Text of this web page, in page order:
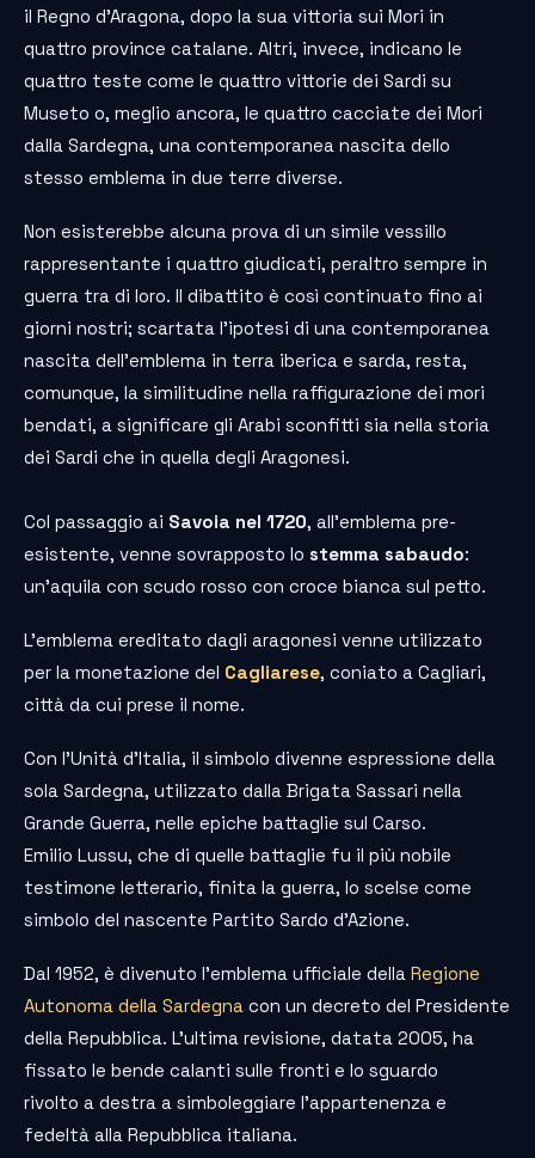
il Regno d’Aragona, dopo la sua vittoria sui Mori in
quattro province catalane. Altri, invece, indicano le
quattro teste come le quattro vittorie dei Sardi su
Museto o, meglio ancora, le quattro cacciate dei Mori
dalla Sardegna, una contemporanea nascita dello
stesso emblema in due terre diverse.
Non esisterebbe alcuna prova di un simile vessillo
rappresentante i quattro giudicati, peraltro sempre in
guerra tra di loro. Il dibattito è così continuato fino ai
giorni nostri; scartata l’ipotesi di una contemporanea
nascita dell’emblema in terra iberica e sarda, resta,
comunque, la similitudine nella raffigurazione dei mori
bendati, a significare gli Arabi sconfitti sia nella storia
dei Sardi che in quella degli Aragonesi.
Col passaggio ai Savoia nel 1720, all’emblema pre-
esistente, venne sovrapposto lo stemma sabaudo:
un’aquila con scudo rosso con croce bianca sul petto.
L’emblema ereditato dagli aragonesi venne utilizzato
per la monetazione del Cagliarese, coniato a Cagliari,
città da cui prese il nome.
Con l’Unità d’Italia, il simbolo divenne espressione della
sola Sardegna, utilizzato dalla Brigata Sassari nella
Grande Guerra, nelle epiche battaglie sul Carso.
Emilio Lussu, che di quelle battaglie fu il più nobile
testimone letterario, finita la guerra, lo scelse come
simbolo del nascente Partito Sardo d’Azione.
Dal 1952, è divenuto l’emblema ufficiale della Regione
Autonoma della Sardegna con un decreto del Presidente
della Repubblica. L’ultima revisione, datata 2005, ha
fissato le bende calanti sulle fronti e lo sguardo
rivolto a destra a simboleggiare l’appartenenza e
fedeltà alla Repubblica italiana.